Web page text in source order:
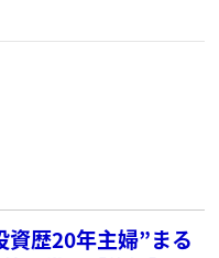
歴20年主婦”まる